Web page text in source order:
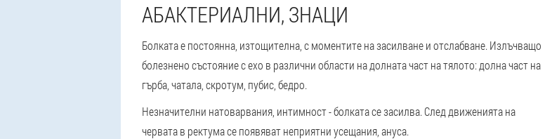
АБАКТЕРИАЛНИ, ЗНАЦИ
Болката е постоянна, изтощителна, с моментите на засилване и отслабване. Излъчващо
болезнено състояние с ехо в различни области на долната част на тялото: долна част на
гърба, чатала, скротум, пубис, бедро.
Незначителни натоварвания, интимност - болката се засилва. След движенията на
червата в ректума се появяват неприятни усещания, ануса.